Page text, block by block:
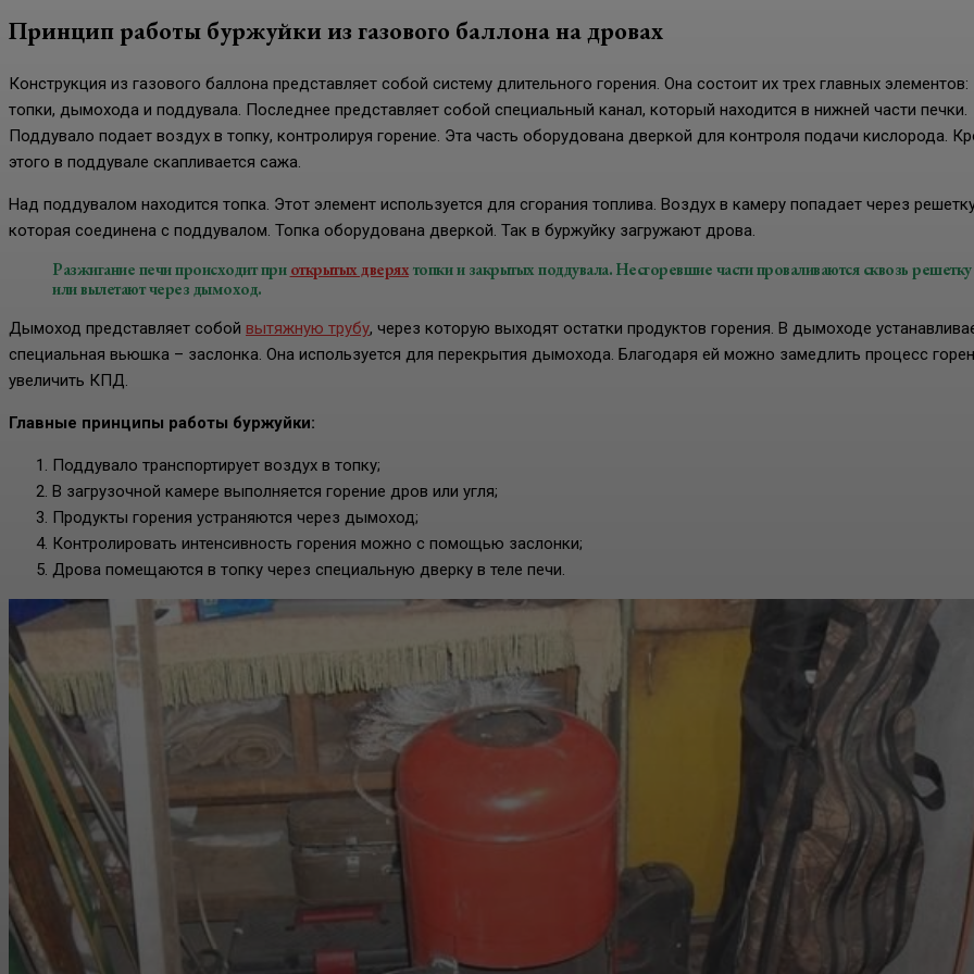
Принцип работы буржуйки из газового баллона на дровах
Конструкция из газового баллона представляет собой систему длительного горения. Она состоит их трех главных элементов:
топки, дымохода и поддувала. Последнее представляет собой специальный канал, который находится в нижней части печки.
Поддувало подает воздух в топку, контролируя горение. Эта часть оборудована дверкой для контроля подачи кислорода.
этого в поддувале скапливается сажа.
Над поддувалом находится топка. Этот элемент используется для сгорания топлива. Воздух в камеру попадает через
которая соединена с поддувалом. Топка оборудована дверкой. Так в буржуйку загружают дрова.
Разжигание печи происходит при открытых дверях топки и закрытых поддувала. Несгоревшие части проваливаются сквозь решетку
или вылетают через дымоход.
Дымоход представляет собой вытяжную трубу, через которую выходят остатки продуктов горения. В дымоходе
специальная вьюшка – заслонка. Она используется для перекрытия дымохода. Благодаря ей можно замедлить процесс
увеличить КПД.
Главные принципы работы буржуйки:
Поддувало транспортирует воздух в топку;
В загрузочной камере выполняется горение дров или угля;
Продукты горения устраняются через дымоход;
Контролировать интенсивность горения можно с помощью заслонки;
Дрова помещаются в топку через специальную дверку в теле печи.